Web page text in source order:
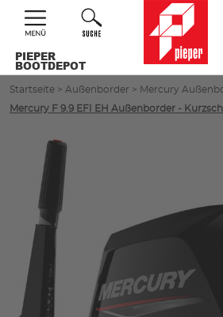
PIEPER
BOOTDEPOT
Startseite > Außenborder > Mercury
Mercury F 9.9 EFI EH Außenborder -